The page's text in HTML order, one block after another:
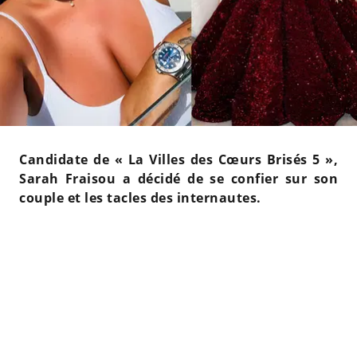
Candidate de « La Villes des Cœurs Brisés 5 »,
Sarah Fraisou a décidé de se confier sur son
couple et les tacles des internautes.